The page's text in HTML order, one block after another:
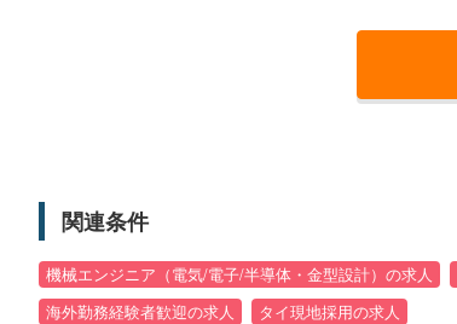
関連条件
機械エンジニア（電気/電子/半導体・金型設計）の求人
海外勤務経験者歓迎の求人
タイ現地採用の求人